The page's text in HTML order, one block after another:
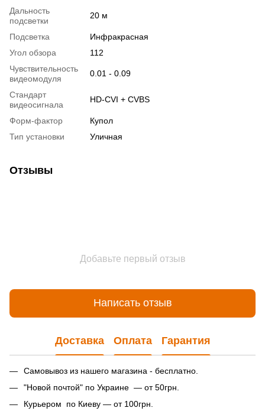
Дальность
подсветки
20 м
Подсветка
Инфракрасная
Угол обзора
112
Чувствительность
видеомодуля
0.01 - 0.09
Стандарт
видеосигнала
HD-CVI + CVBS
Форм-фактор
Купол
Тип установки
Уличная
Отзывы
Добавьте первый отзыв
Написать отзыв
Доставка Оплата Гарантия
Самовывоз из нашего магазина - бесплатно.
"Новой почтой" по Украине — от 50грн.
Курьером по Киеву — от 100грн.